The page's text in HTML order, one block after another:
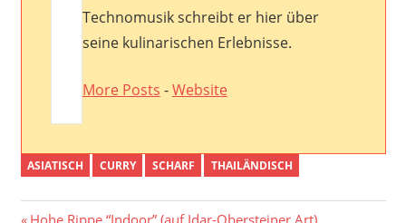
Technomusik schreibt er hier über
seine kulinarischen Erlebnisse.
More Posts -Website
ASIATISCH CURRY SCHARF THAILÄNDISCH
Previous